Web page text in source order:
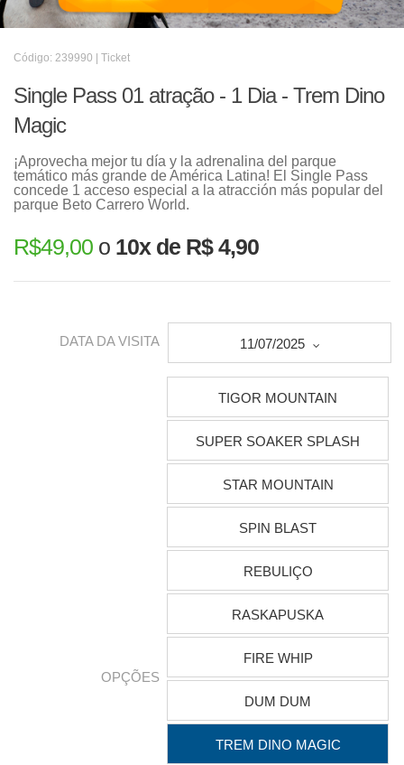
Código: 239990 | Ticket
Single Pass 01 atração - 1 Dia - Trem Dino
Magic
¡Aprovecha mejor tu día y la adrenalina del parque
temático más grande de América Latina! El Single Pass
concede 1 acceso especial a la atracción más popular del
parque Beto Carrero World.
R$49,00 o 10x de R$ 4,90
DATA DA VISITA 11/07/2025
OPÇÕES
TIGOR MOUNTAIN
SUPER SOAKER SPLASH
STAR MOUNTAIN
SPIN BLAST
REBULIÇO
RASKAPUSKA
FIRE WHIP
DUM DUM
TREM DINO MAGIC